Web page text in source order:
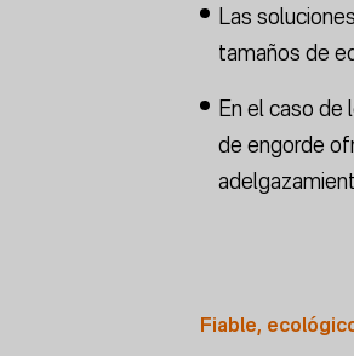
Las
tamaños de
En el caso de
de engorde
Fiable,